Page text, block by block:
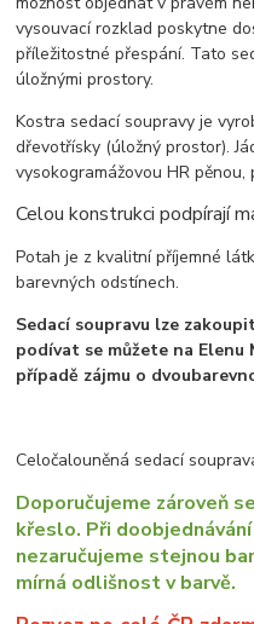
vysouvací rozklad poskytne
příležitostné přespání. Tato
úložnými prostory.
Kostra sedací soupravy je
dřevotřísky (úložný prostor).
vysokogramážovou HR
Celou konstrukci podpírají
Potah je z kvalitní příjemné
barevných odstínech.
Sedací soupravu lze
podívat se můžete na Elenu
případě zájmu o
Celočalouněná sedací
Doporučujeme zároveň
křeslo. Při
nezaručujeme stejnou
mírná odlišnost v barvě.